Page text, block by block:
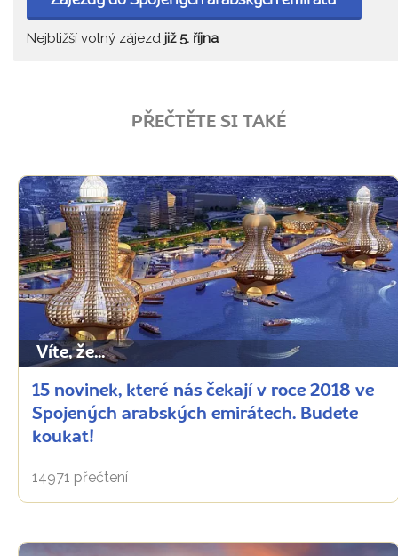
Nejbližší volný zájezd již 5. října
PŘEČTĚTE SI TAKÉ
Víte, že...
15 novinek, které nás čekají v roce 2018 ve
Spojených arabských emirátech. Budete
koukat!
14971 přečtení